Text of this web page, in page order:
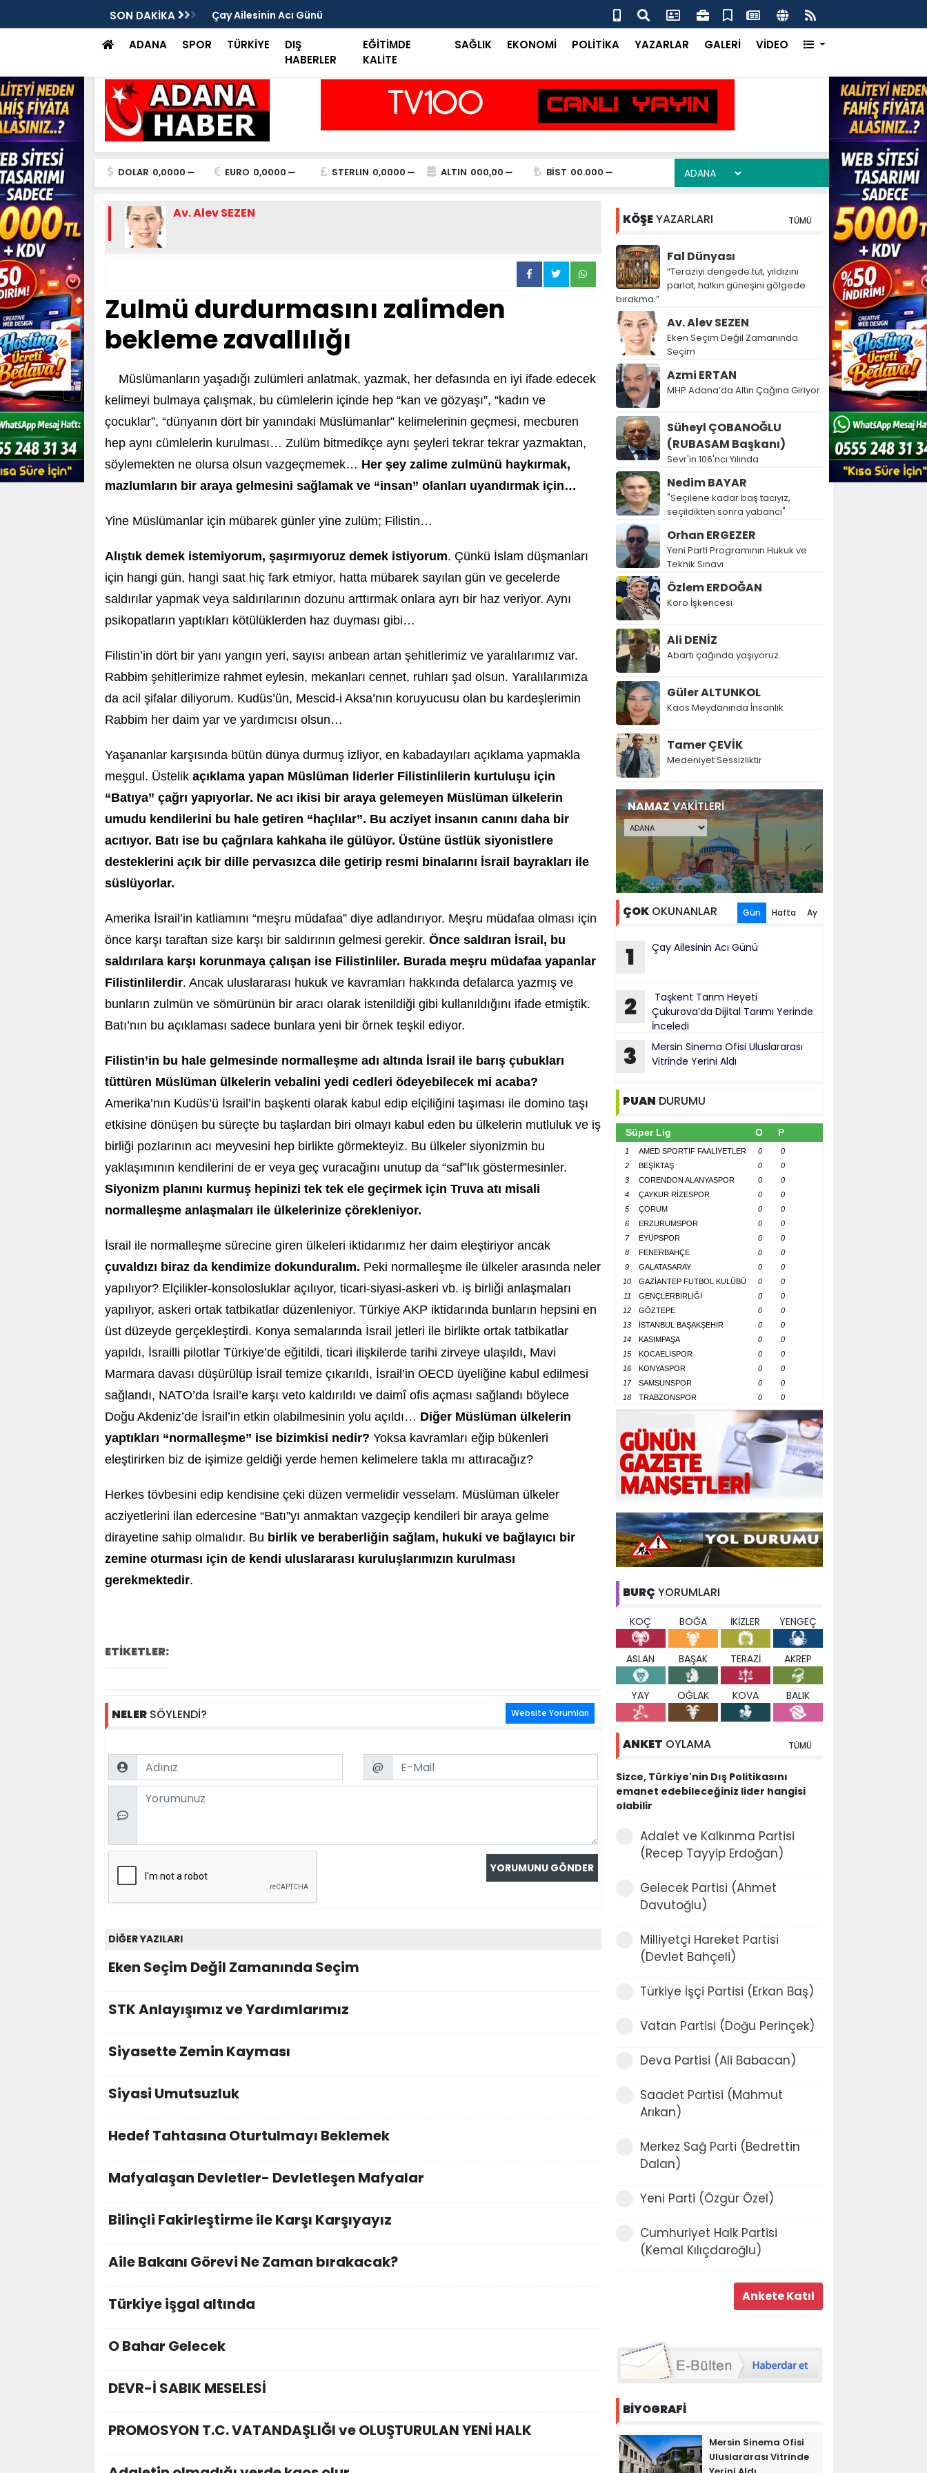
SON DAKİKA
Vitrinde Yerini Aldı Çay Ailesinin Acı Günü Taşkent Tarım Heyeti Çukurova’da Dijital Tarımı Yerinde İnceledi
ADANA SPOR TÜRKİYE
DIŞ
HABERLER
EĞİTİMDE
KALİTE
SAĞLIK EKONOMİ POLİTİKA YAZARLAR GALERİ VİDEO
DOLAR 0,0000 EURO 0,0000 STERLIN 0,0000 ALTIN 000,00 BİST 00.000
Av. Alev SEZEN
Zulmü durdurmasını zalimden
bekleme zavallılığı
Müslümanların yaşadığı zulümleri anlatmak, yazmak, her defasında en iyi ifade edecek
kelimeyi bulmaya çalışmak, bu cümlelerin içinde hep “kan ve gözyaşı”, “kadın ve
çocuklar”, “dünyanın dört bir yanındaki Müslümanlar” kelimelerinin geçmesi, mecburen
hep aynı cümlelerin kurulması… Zulüm bitmedikçe aynı şeyleri tekrar tekrar yazmaktan,
söylemekten ne olursa olsun vazgeçmemek… Her şey zalime zulmünü haykırmak,
mazlumların bir araya gelmesini sağlamak ve “insan” olanları uyandırmak için…
Yine Müslümanlar için mübarek günler yine zulüm; Filistin…
Alıştık demek istemiyorum, şaşırmıyoruz demek istiyorum. Çünkü İslam düşmanları
için hangi gün, hangi saat hiç fark etmiyor, hatta mübarek sayılan gün ve gecelerde
saldırılar yapmak veya saldırılarının dozunu arttırmak onlara ayrı bir haz veriyor. Aynı
psikopatların yaptıkları kötülüklerden haz duyması gibi…
Filistin’in dört bir yanı yangın yeri, sayısı anbean artan şehitlerimiz ve yaralılarımız var.
Rabbim şehitlerimize rahmet eylesin, mekanları cennet, ruhları şad olsun. Yaralılarımıza
da acil şifalar diliyorum. Kudüs’ün, Mescid-i Aksa’nın koruyucusu olan bu kardeşlerimin
Rabbim her daim yar ve yardımcısı olsun…
Yaşananlar karşısında bütün dünya durmuş izliyor, en kabadayıları açıklama yapmakla
meşgul. Üstelik açıklama yapan Müslüman liderler Filistinlilerin kurtuluşu için
“Batıya” çağrı yapıyorlar. Ne acı ikisi bir araya gelemeyen Müslüman ülkelerin
umudu kendilerini bu hale getiren “haçlılar”. Bu acziyet insanın canını daha bir
acıtıyor. Batı ise bu çağrılara kahkaha ile gülüyor. Üstüne üstlük siyonistlere
desteklerini açık bir dille pervasızca dile getirip resmi binalarını İsrail bayrakları ile
süslüyorlar.
Amerika İsrail’in katliamını “meşru müdafaa” diye adlandırıyor. Meşru müdafaa olması için
önce karşı taraftan size karşı bir saldırının gelmesi gerekir. Önce saldıran İsrail, bu
saldırılara karşı korunmaya çalışan ise Filistinliler. Burada meşru müdafaa yapanlar
Filistinlilerdir. Ancak uluslararası hukuk ve kavramları hakkında defalarca yazmış ve
bunların zulmün ve sömürünün bir aracı olarak istenildiği gibi kullanıldığını ifade etmiştik.
Batı’nın bu açıklaması sadece bunlara yeni bir örnek teşkil ediyor.
Filistin’in bu hale gelmesinde normalleşme adı altında İsrail ile barış çubukları
tüttüren Müslüman ülkelerin vebalini yedi cedleri ödeyebilecek mi acaba?
Amerika’nın Kudüs’ü İsrail’in başkenti olarak kabul edip elçiliğini taşıması ile domino taşı
etkisine dönüşen bu süreçte bu taşlardan biri olmayı kabul eden bu ülkelerin mutluluk ve iş
birliği pozlarının acı meyvesini hep birlikte görmekteyiz. Bu ülkeler siyonizmin bu
yaklaşımının kendilerini de er veya geç vuracağını unutup da “saf”lık göstermesinler.
Siyonizm planını kurmuş hepinizi tek tek ele geçirmek için Truva atı misali
normalleşme anlaşmaları ile ülkelerinize çörekleniyor.
İsrail ile normalleşme sürecine giren ülkeleri iktidarımız her daim eleştiriyor ancak
çuvaldızı biraz da kendimize dokunduralım. Peki normalleşme ile ülkeler arasında neler
yapılıyor? Elçilikler-konsolosluklar açılıyor, ticari-siyasi-askeri vb. iş birliği anlaşmaları
yapılıyor, askeri ortak tatbikatlar düzenleniyor. Türkiye AKP iktidarında bunların hepsini en
üst düzeyde gerçekleştirdi. Konya semalarında İsrail jetleri ile birlikte ortak tatbikatlar
yapıldı, İsrailli pilotlar Türkiye’de eğitildi, ticari ilişkilerde tarihi zirveye ulaşıldı, Mavi
Marmara davası düşürülüp İsrail temize çıkarıldı, İsrail’in OECD üyeliğine kabul edilmesi
sağlandı, NATO’da İsrail’e karşı veto kaldırıldı ve daimî ofis açması sağlandı böylece
Doğu Akdeniz’de İsrail’in etkin olabilmesinin yolu açıldı… Diğer Müslüman ülkelerin
yaptıkları “normalleşme” ise bizimkisi nedir? Yoksa kavramları eğip bükenleri
eleştirirken biz de işimize geldiği yerde hemen kelimelere takla mı attıracağız?
Herkes tövbesini edip kendisine çeki düzen vermelidir vesselam. Müslüman ülkeler
acziyetlerini ilan edercesine “Batı”yı anmaktan vazgeçip kendileri bir araya gelme
dirayetine sahip olmalıdır. Bu birlik ve beraberliğin sağlam, hukuki ve bağlayıcı bir
zemine oturması için de kendi uluslararası kuruluşlarımızın kurulması
gerekmektedir.
ETİKETLER:
NELERSÖYLENDİ? Website Yorumları
Name Email
@
Comment
DİĞER YAZILARI
Eken Seçim Değil Zamanında Seçim
STK Anlayışımız ve Yardımlarımız
Siyasette Zemin Kayması
Siyasi Umutsuzluk
Hedef Tahtasına Oturtulmayı Beklemek
Mafyalaşan Devletler- Devletleşen Mafyalar
Bilinçli Fakirleştirme ile Karşı Karşıyayız
Aile Bakanı Görevi Ne Zaman bırakacak?
Türkiye işgal altında
O Bahar Gelecek
DEVR-İ SABIK MESELESİ
PROMOSYON T.C. VATANDAŞLIĞI ve OLUŞTURULAN YENİ HALK
KÖŞEYAZARLARI TÜMÜ
Fal Dünyası
“Teraziyi dengede tut, yıldızını
parlat, halkın güneşini gölgede
bırakma.”
Av. Alev SEZEN
Eken Seçim Değil Zamanında
Seçim
Azmi ERTAN
MHP Adana’da Altın Çağına Giriyor
Süheyl ÇOBANOĞLU
(RUBASAM Başkanı)
Sevr'in 106'ncı Yılında
Nedim BAYAR
"Seçilene kadar baş tacıyız,
seçildikten sonra yabancı"
Orhan ERGEZER
Yeni Parti Programının Hukuk ve
Teknik Sınavı
Özlem ERDOĞAN
Koro İşkencesi
Ali DENİZ
Abartı çağında yaşıyoruz.
Güler ALTUNKOL
Kaos Meydanında İnsanlık
Tamer ÇEVİK
Medeniyet Sessizliktir
NAMAZVAKİTLERİ
ÇOKOKUNANLAR Gün Hafta Ay
1 Çay Ailesinin Acı Günü
2
Taşkent Tarım Heyeti
Çukurova’da Dijital Tarımı Yerinde
İnceledi
3
Mersin Sinema Ofisi Uluslararası
Vitrinde Yerini Aldı
PUAN DURUMU
Süper Lig O P
1 AMED SPORTİF FAALİYETLER 0
0
2
BEŞİKTAŞ 0
0
3
CORENDON ALANYASPOR 0
0
4
ÇAYKUR RİZESPOR 0
0
5
ÇORUM 0
0
6
ERZURUMSPOR 0
0
7
EYÜPSPOR 0
0
8
FENERBAHÇE 0
0
9
GALATASARAY 0
0
10
GAZİANTEP FUTBOL KULÜBÜ 0
0
11
GENÇLERBİRLİĞİ 0
0
12
GÖZTEPE 0
0
13
İSTANBUL BAŞAKŞEHİR 0
0
14
KASIMPAŞA 0
0
15
KOCAELİSPOR 0
0
16
KONYASPOR 0
0
17
SAMSUNSPOR 0
0
18
TRABZONSPOR 0 0
BURÇ YORUMLARI
KOÇ BOĞA İKİZLER YENGEÇ
ASLAN BAŞAK TERAZİ AKREP
YAY OĞLAK KOVA BALIK
ANKET OYLAMA TÜMÜ
Sizce, Türkiye'nin Dış Politikasını
emanet edebileceğiniz lider hangisi
olabilir
Adalet ve Kalkınma Partisi
(Recep Tayyip Erdoğan)
Gelecek Partisi (Ahmet
Davutoğlu)
Milliyetçi Hareket Partisi
(Devlet Bahçeli)
Türkiye İşçi Partisi (Erkan Baş)
Vatan Partisi (Doğu Perinçek)
Deva Partisi (Ali Babacan)
Saadet Partisi (Mahmut
Arıkan)
Merkez Sağ Parti (Bedrettin
Dalan)
Yeni Parti (Özgür Özel)
Cumhuriyet Halk Partisi
(Kemal Kılıçdaroğlu)
BİYOGRAFİ
Mersin Sinema Ofisi
Uluslararası Vitrinde